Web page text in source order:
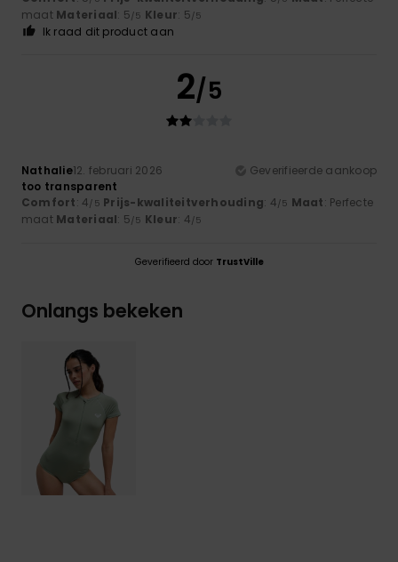
maat Materiaal: 5/5 Kleur: 5/5
Ik raad dit product aan
2/5
Nathalie12. februari 2026
Geverifieerde aankoop
too transparent
Comfort: 4/5 Prijs-kwaliteitverhouding: 4/5 Maat: Perfecte
maat Materiaal: 5/5 Kleur: 4/5
Geverifieerd door TrustVille
Onlangs bekeken